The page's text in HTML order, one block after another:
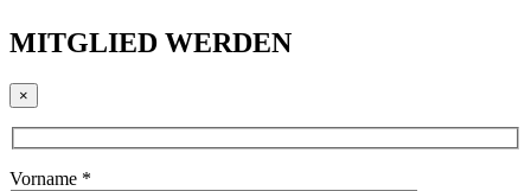
MITGLIED WERDEN
×
Vorname *